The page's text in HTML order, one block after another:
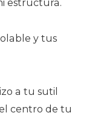
estructura.
y tus
a tu sutil
centro de tu